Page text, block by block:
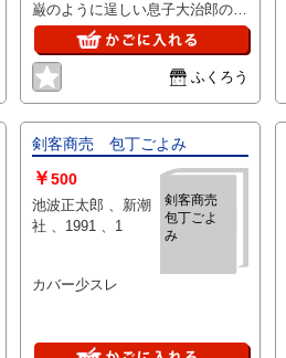
巌のように逞しい息子大治郎の名
コンビが・・・
ふくろう
剣客商売 包丁ごよみ
剣客商売
包丁ごよ
み
￥500
池波正太郎 、新潮
社 、1991 、1
カバー少スレ